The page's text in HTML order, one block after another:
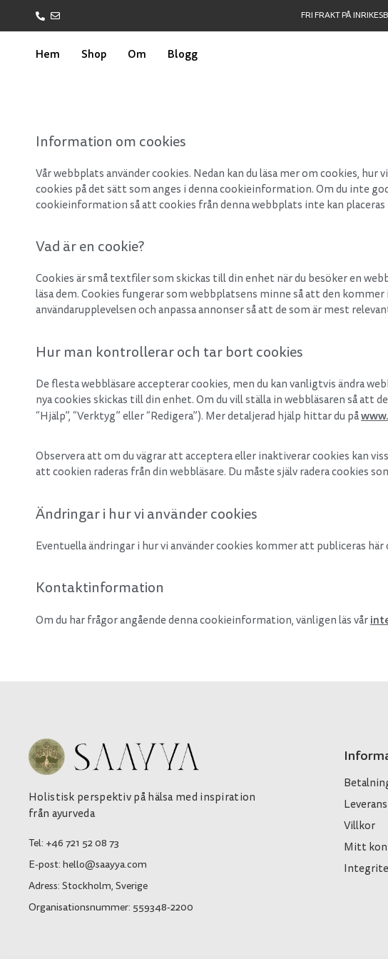
FRI FRAKT PÅ
Hem Shop Om Blogg
Information om cookies
Vår webbplats använder cookies. Nedan kan du läsa mer om cookies,
cookies på det sätt som anges i denna cookieinformation. Om du inte
cookieinformation så att cookies från denna webbplats inte kan placeras
Vad är en cookie?
Cookies är små textfiler som skickas till din enhet när du besöker en
läsa dem. Cookies fungerar som webbplatsens minne så att den
användarupplevelsen och anpassa annonser så att de som är mest
Hur man kontrollerar och tar bort cookies
De flesta webbläsare accepterar cookies, men du kan vanligtvis ändra
nya cookies skickas till din enhet. Om du vill ställa in webbläsaren så att
“Hjälp”, “Verktyg” eller “Redigera”). Mer detaljerad hjälp hittar du på
Observera att om du vägrar att acceptera eller inaktiverar cookies kan
att cookien raderas från din webbläsare. Du måste själv radera cookies
Ändringar i hur vi använder cookies
Eventuella ändringar i hur vi använder cookies kommer att publiceras
Kontaktinformation
Om du har frågor angående denna cookieinformation, vänligen läs vår
Holistisk perspektiv på hälsa med inspiration
från ayurveda
Tel: +46 721 52 08 73
E-post: hello@saayya.com
Adress: Stockholm, Sverige
Organisationsnummer: 559348-2200
Leverans
Villkor
Mitt